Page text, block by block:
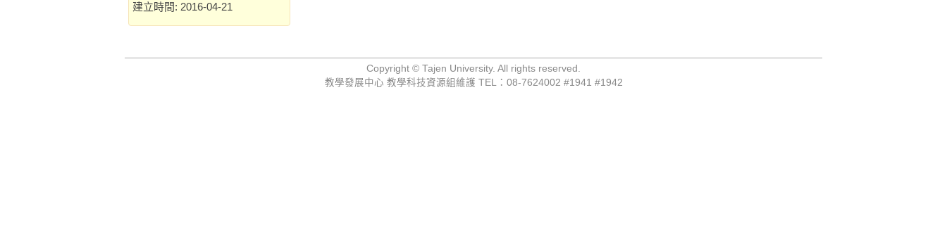
建立時間: 2016-04-21
Copyright © Tajen University. All rights reserved.
教學發展中心 教學科技資源組維護 TEL：08-7624002 #1941 #1942